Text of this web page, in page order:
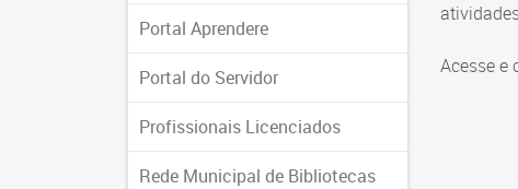
Portal Aprendere
Portal do Servidor
Profissionais Licenciados
Rede Municipal de Bibliotecas
Acesse e